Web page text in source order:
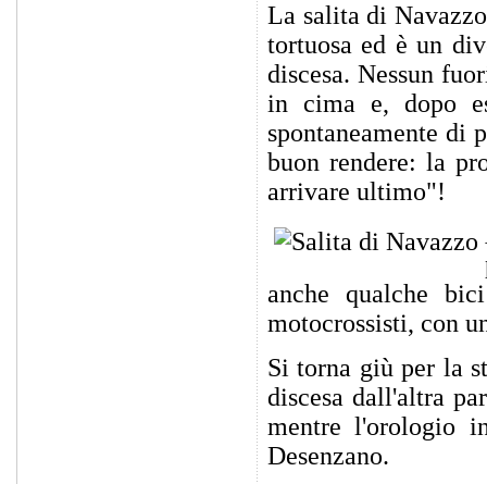
La salita di
tortuosa ed è un
discesa. Nessun
in cima e, dopo
spontaneamente di
buon rendere: la
arrivare ultimo"!
anche qualche
motocrossisti, con
Si torna giù per la
discesa dall'altra
mentre l'orologio
Desenzano.